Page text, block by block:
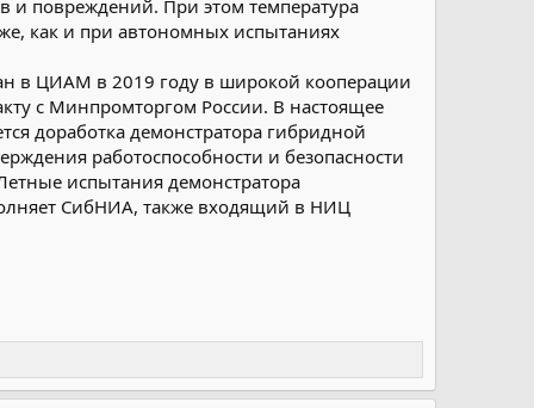
и повреждений. При этом температура
как и при автономных испытаниях
в ЦИАМ в 2019 году в широкой кооперации
с Минпромторгом России. В настоящее
доработка демонстратора гибридной
работоспособности и безопасности
испытания демонстратора
СибНИА, также входящий в НИЦ